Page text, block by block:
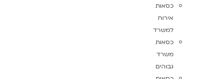
כסאות
אירוח
למשרד
כסאות
משרד
גבוהים